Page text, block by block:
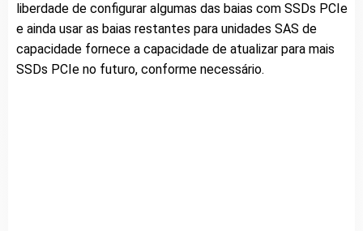
liberdade de configurar algumas das baias com SSDs PCIe
e ainda usar as baias restantes para unidades SAS de
capacidade fornece a capacidade de atualizar para mais
SSDs PCIe no futuro, conforme necessário.